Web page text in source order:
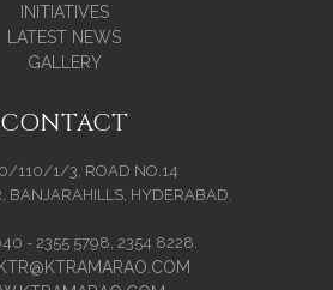
INITIATIVES
LATEST NEWS
GALLERY
CONTACT
110/1/3, ROAD NO.14
BANJARAHILLS, HYDERABAD.
- 2355 5798, 2354 8228.
KTR@KTRAMARAO.COM